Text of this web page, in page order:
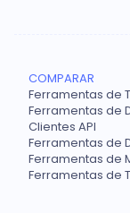
COMPARAR
Ferramentas de
Ferramentas de
Clientes API
Ferramentas de
Ferramentas de
Ferramentas de